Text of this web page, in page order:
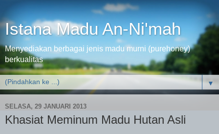
Istana Madu An-Ni'mah
Menyediakan berbagai jenis madu murni (purehoney)
berkualitas
▼
SELASA, 29 JANUARI 2013
Khasiat Meminum Madu Hutan Asli